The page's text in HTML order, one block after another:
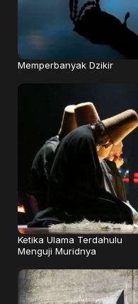
Memperbanyak Dzikir
Ketika Ulama Terdahulu
Menguji Muridnya